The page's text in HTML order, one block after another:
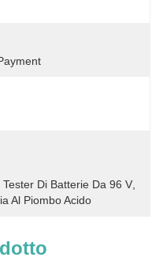
Di Batterie Da 96 V
Al Piombo Acido